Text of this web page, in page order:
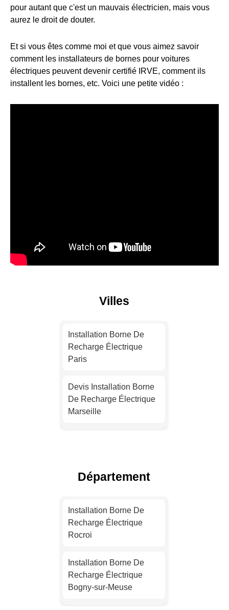
pour autant que c'est un mauvais électricien, mais vous
aurez le droit de douter.
Et si vous êtes comme moi et que vous aimez savoir
comment les installateurs de bornes pour voitures
électriques peuvent devenir certifié IRVE, comment ils
installent les bornes, etc. Voici une petite vidéo :
Villes
Installation Borne De
Recharge Électrique
Paris
Devis Installation Borne
De Recharge Électrique
Marseille
Électrique Toulouse
Nice
Département
Installation Borne De
Recharge Électrique
Rocroi
Installation Borne De
Recharge Électrique
Bogny-sur-Meuse